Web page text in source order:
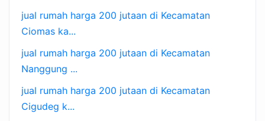
jual rumah harga 200 jutaan di Kecamatan
Ciomas ka...
jual rumah harga 200 jutaan di Kecamatan
Nanggung ...
jual rumah harga 200 jutaan di Kecamatan
Cigudeg k...